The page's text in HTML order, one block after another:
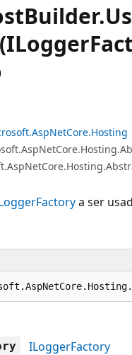
Builder.
a ser
ILoggerFactory